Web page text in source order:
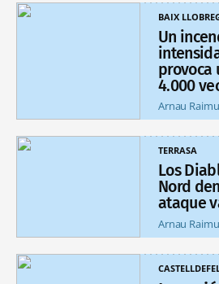
BAIX
Un
provoca
4.000
Arnau
TERRASA
Los
Nord
ataque
Arnau